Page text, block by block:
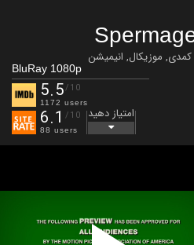
کمدی, موزیکال, انیمیشن
BluRay 1080p
5.5/10
1172 users
6.1 /10
88 users
امتیاز دهید